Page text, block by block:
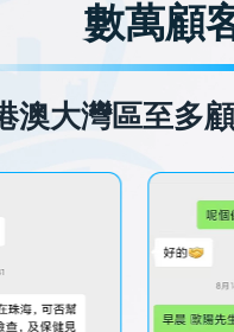
數萬顧
澳大灣區至多